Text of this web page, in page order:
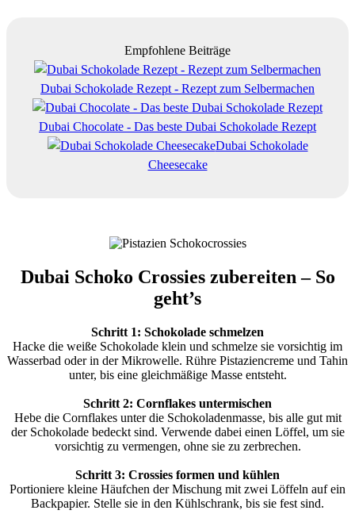
Empfohlene Beiträge
Dubai Schokolade Rezept - Rezept zum Selbermachen
Dubai Chocolate - Das beste Dubai Schokolade Rezept
Dubai Schokolade
Cheesecake
Dubai Schoko Crossies zubereiten – So
geht’s
Schritt 1: Schokolade schmelzen
Hacke die weiße Schokolade klein und schmelze sie vorsichtig im
Wasserbad oder in der Mikrowelle. Rühre Pistaziencreme und Tahin
unter, bis eine gleichmäßige Masse entsteht.
Schritt 2: Cornflakes untermischen
Hebe die Cornflakes unter die Schokoladenmasse, bis alle gut mit
der Schokolade bedeckt sind. Verwende dabei einen Löffel, um sie
vorsichtig zu vermengen, ohne sie zu zerbrechen.
Schritt 3: Crossies formen und kühlen
Portioniere kleine Häufchen der Mischung mit zwei Löffeln auf ein
Backpapier. Stelle sie in den Kühlschrank, bis sie fest sind.